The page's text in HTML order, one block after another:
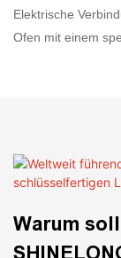
Elektrische
Ofen mit einem
Testen: Führen
sich der Ofen
B.
Warum